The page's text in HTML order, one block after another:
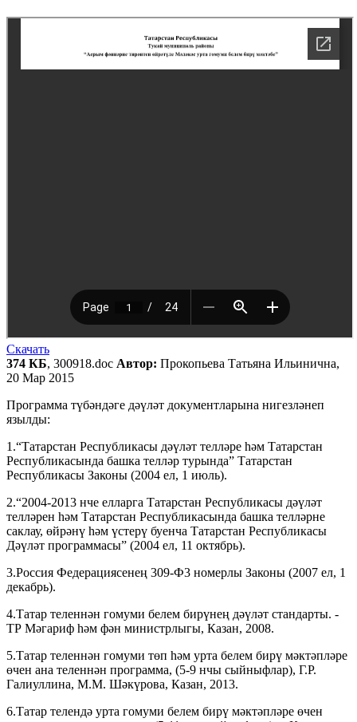
Скачать
374 КБ, 300918.doc Автор: Прокопьева Татьяна Ильинична,
20 Мар 2015
Программа түбәндәге дәүләт документларына нигезләнеп
язылды:
1.“Татарстан Республикасы дәүләт телләре һәм Татарстан
Республикасында башка телләр турында” Татарстан
Республикасы Законы (2004 ел, 1 июль).
2.“2004-2013 нче елларга Татарстан Республикасы дәүләт
телләрен һәм Татарстан Республикасында башка телләрне
саклау, өйрәнү һәм үстерү буенча Татарстан Республикасы
Дәүләт программасы” (2004 ел, 11 октябрь).
3.Россия Федерациясенең 309-Ф3 номерлы Законы (2007 ел, 1
декабрь).
4.Татар теленнән гомуми белем бирүнең дәүләт стандарты. -
ТР Мәгариф һәм фән министрлыгы, Казан, 2008.
5.Татар теленнән гомуми төп һәм урта белем бирү мәктәпләре
өчен ана теленнән программа, (5-9 нчы сыйныфлар), Г.Р.
Галиуллина, М.М. Шәкүрова, Казан, 2013.
6.Татар телендә урта гомуми белем бирү мәктәпләре өчен